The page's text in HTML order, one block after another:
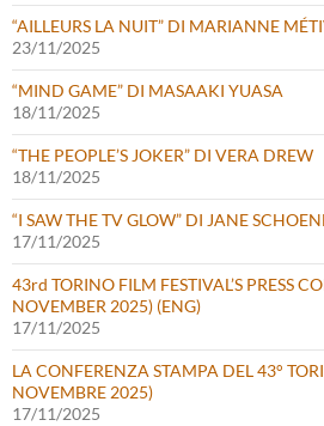
“AILLEURS LA NUIT” DI MARIANNE
23/11/2025
“MIND GAME” DI MASAAKI YUASA
18/11/2025
“THE PEOPLE’S JOKER” DI VERA DREW
18/11/2025
“I SAW THE TV GLOW” DI JANE
17/11/2025
43rd TORINO FILM FESTIVAL’S PRESS
NOVEMBER 2025) (ENG)
17/11/2025
LA CONFERENZA STAMPA DEL 43°
NOVEMBRE 2025)
17/11/2025